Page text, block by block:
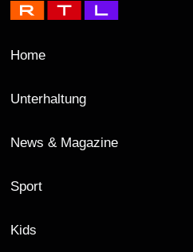
Home
Unterhaltung
News & Magazine
Sport
Kids